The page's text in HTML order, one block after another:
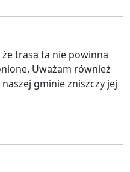
trasa ta nie powinna
Uważam również
gminie zniszczy jej